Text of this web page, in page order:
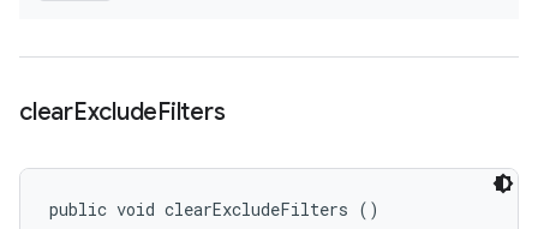
clearExcludeFilters
public void clearExcludeFilters ()